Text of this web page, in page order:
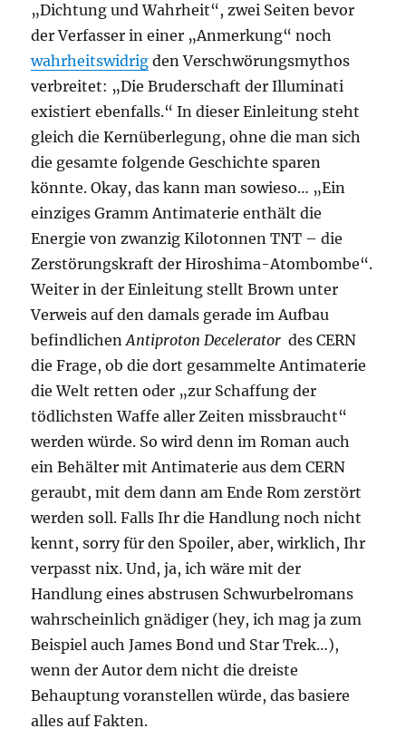
„Dichtung und Wahrheit“, zwei Seiten bevor
der Verfasser in einer „Anmerkung“ noch
wahrheitswidrig den Verschwörungsmythos
verbreitet: „Die Bruderschaft der Illuminati
existiert ebenfalls.“ In dieser Einleitung steht
gleich die Kernüberlegung, ohne die man sich
die gesamte folgende Geschichte sparen
könnte. Okay, das kann man sowieso… „Ein
einziges Gramm Antimaterie enthält die
Energie von zwanzig Kilotonnen TNT – die
Zerstörungskraft der Hiroshima-Atombombe“.
Weiter in der Einleitung stellt Brown unter
Verweis auf den damals gerade im Aufbau
befindlichenAntiproton Decelerator des CERN
die Frage, ob die dort gesammelte Antimaterie
die Welt retten oder „zur Schaffung der
tödlichsten Waffe aller Zeiten missbraucht“
werden würde. So wird denn im Roman auch
ein Behälter mit Antimaterie aus dem CERN
geraubt, mit dem dann am Ende Rom zerstört
werden soll. Falls Ihr die Handlung noch nicht
kennt, sorry für den Spoiler, aber, wirklich, Ihr
verpasst nix. Und, ja, ich wäre mit der
Handlung eines abstrusen Schwurbelromans
wahrscheinlich gnädiger (hey, ich mag ja zum
Beispiel auch James Bond und Star Trek…),
wenn der Autor dem nicht die dreiste
Behauptung voranstellen würde, das basiere
alles auf Fakten.